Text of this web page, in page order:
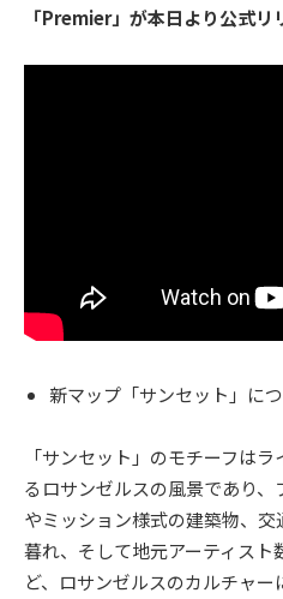
「Premier」が本日より公式リ
新マップ「サンセット」に
「サンセット」のモチーフは
るロサンゼルスの風景であり、
やミッション様式の建築物、
暮れ、そして地元アーティス
ど、ロサンゼルスのカルチャ